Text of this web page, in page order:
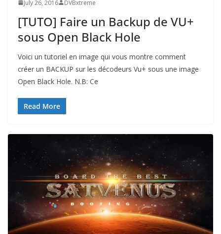
July 26, 2016 DVBxtreme
[TUTO] Faire un Backup de VU+
sous Open Black Hole
Voici un tutoriel en image qui vous montre comment
créer un BACKUP sur les décodeurs Vu+ sous une image
Open Black Hole. N.B: Ce
Read More